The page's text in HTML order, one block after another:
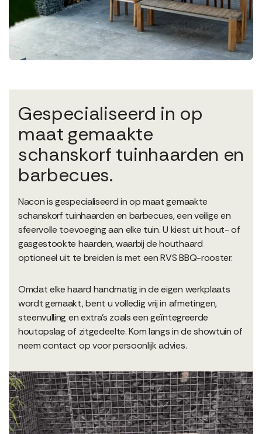
Gespecialiseerd in op
maat gemaakte
schanskorf tuinhaarden en
barbecues.
Nacon is gespecialiseerd in op maat gemaakte
schanskorf tuinhaarden en barbecues, een veilige en
sfeervolle toevoeging aan elke tuin. U kiest uit hout- of
gasgestookte haarden, waarbij de houthaard
optioneel uit te breiden is met een RVS BBQ-rooster.
Omdat elke haard handmatig in de eigen werkplaats
wordt gemaakt, bent u volledig vrij in afmetingen,
steenvulling en extra's zoals een geïntegreerde
houtopslag of zitgedeelte. Kom langs in de showtuin of
neem contact op voor persoonlijk advies.